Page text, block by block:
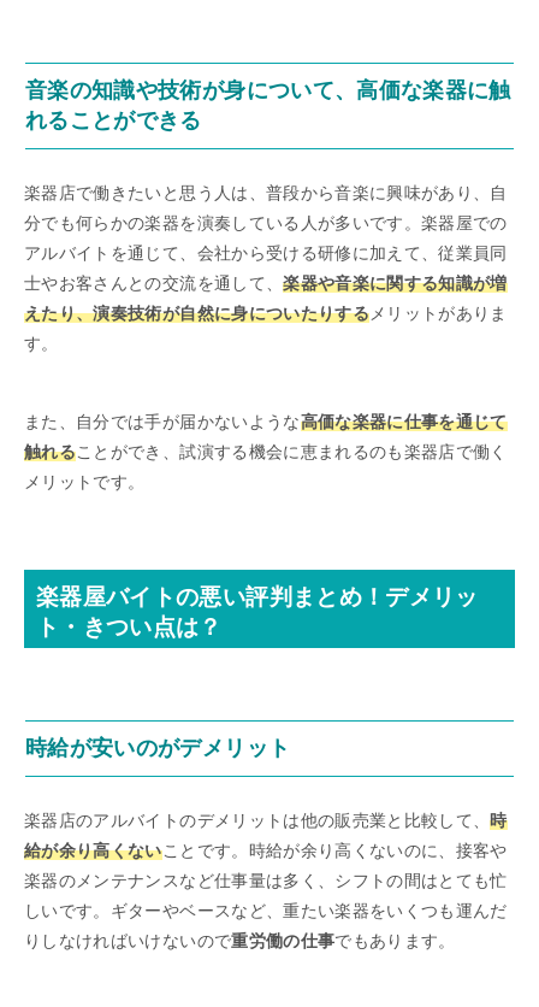
音楽の知識や技術が身について、高価な楽器に触
れることができる
楽器店で働きたいと思う人は、普段から音楽に興味があり、自
分でも何らかの楽器を演奏している人が多いです。楽器屋での
アルバイトを通じて、会社から受ける研修に加えて、従業員同
士やお客さんとの交流を通して、楽器や音楽に関する知識が増
えたり、演奏技術が自然に身についたりする メリットがありま
す。
また、自分では手が届かないような高価な楽器に仕事を通じて
触れることができ、試演する機会に恵まれるのも楽器店で働く
メリットです。
楽器屋バイトの悪い評判まとめ！デメリッ
ト・きつい点は？
時給が安いのがデメリット
楽器店のアルバイトのデメリットは他の販売業と比較して、時
給が余り高くないことです。時給が余り高くないのに、接客や
楽器のメンテナンスなど仕事量は多く、シフトの間はとても忙
しいです。ギターやベースなど、重たい楽器をいくつも運んだ
りしなければいけないので重労働の仕事でもあります。